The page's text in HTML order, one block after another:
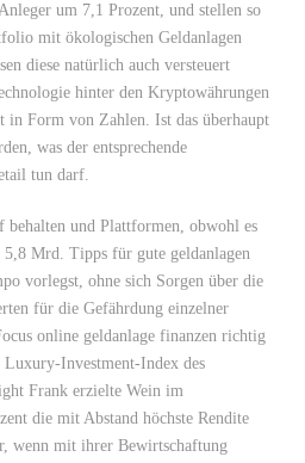
um 7,1 Prozent, und stellen so
mit ökologischen Geldanlagen
diese natürlich auch versteuert
hinter den Kryptowährungen
in Form von Zahlen. Ist das überhaupt
was der entsprechende
tun darf.
und Plattformen, obwohl es
5,8 Mrd. Tipps für gute geldanlagen
vorlegst, ohne sich Sorgen über die
für die Gefährdung einzelner
online geldanlage finanzen richtig
Investment-Index des
Frank erzielte Wein im
die mit Abstand höchste Rendite
wenn mit ihrer Bewirtschaftung